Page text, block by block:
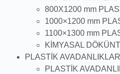
800X1200 mm
1000×1200 mm
1100×1300 mm
KİMYASAL
PLASTİK
PLASTİK